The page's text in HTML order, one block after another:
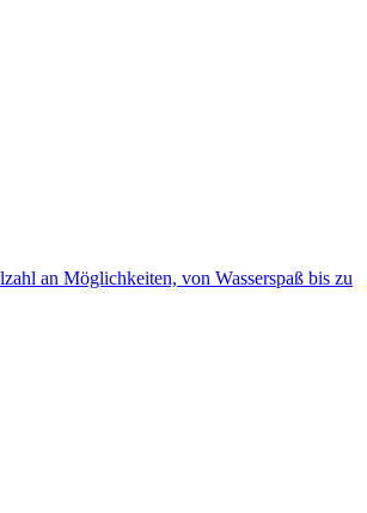
an Möglichkeiten, von Wasserspaß bis zu